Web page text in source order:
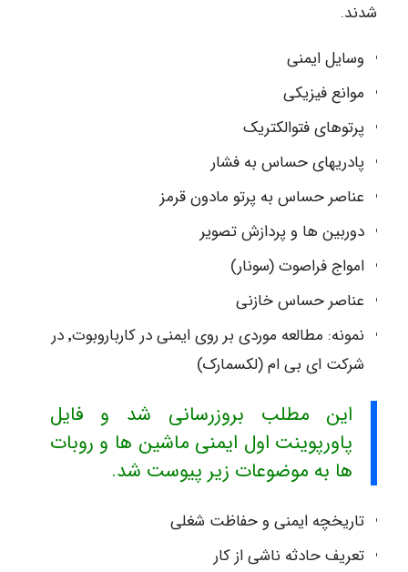
شدند.
وسایل ایمنی
موانع فیزیکی
پرتوهای فتوالکتریک
پادریهای حساس به فشار
عناصر حساس به پرتو مادون قرمز
دوربین ها و پردازش تصویر
امواج فراصوت (سونار)
عناصر حساس خازنی
نمونه: مطالعه موردی بر روی ایمنی در کارباروبوت٬ در
شرکت ای بی ام (لکسمارک)
این مطلب بروزرسانی شد و فایل
پاورپوینت اول ایمنی ماشین ها و روبات
ها به موضوعات زیر پیوست شد.
تاریخچه ایمنی و حفاظت شغلی
تعریفحادثه ناشی از کار